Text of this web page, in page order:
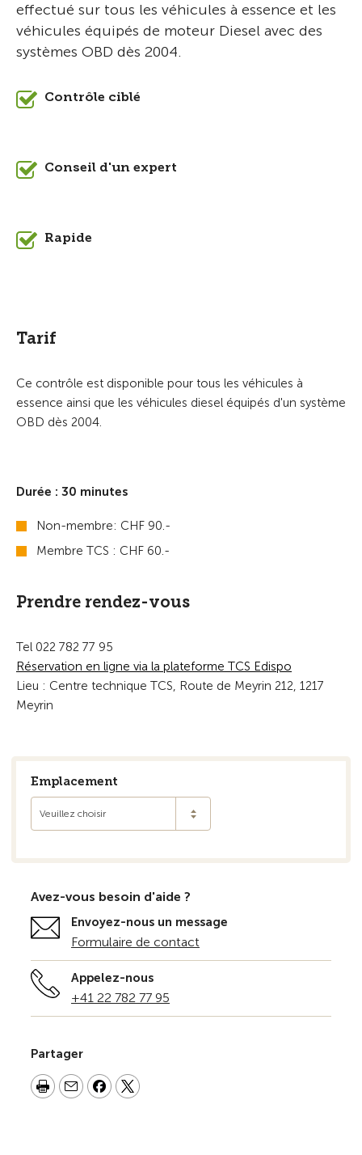
effectué sur tous les véhicules à essence et les
véhicules équipés de moteur Diesel avec des
systèmes OBD dès 2004.
Contrôle ciblé
Conseil d'un expert
Rapide
Tarif
Ce contrôle est disponible pour tous les véhicules à
essence ainsi que les véhicules diesel équipés d'un système
OBD dès 2004.
Durée : 30 minutes
Non-membre: CHF 90.-
Membre TCS : CHF 60.-
Prendre rendez-vous
Tel 022 782 77 95
Réservation en ligne via la plateforme TCS Edispo
Lieu : Centre technique TCS, Route de Meyrin 212, 1217
Meyrin
Emplacement
Veuillez choisir
Avez-vous besoin d'aide ?
Envoyez-nous un message
Formulaire de contact
Appelez-nous
+41 22 782 77 95
Partager